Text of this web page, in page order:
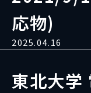
応物)
2025.04.16
東北大学